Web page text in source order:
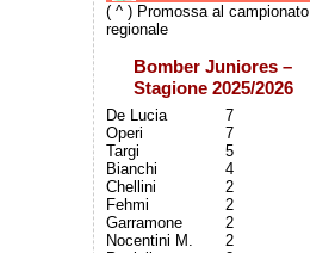
( ^ ) Promossa al campionato
regionale
Bomber Juniores –
Stagione 2025/2026
De Lucia
7
Operi
7
Targi
5
Bianchi
4
Chellini
2
Fehmi
2
Garramone
2
Nocentini M.
2